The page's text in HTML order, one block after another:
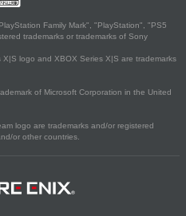
Family Mark", "PlayStation", "PS5
trademarks or trademarks of Sony
logo and XBOX Series X|S are trademarks
of Microsoft Corporation in the United
logo are trademarks and/or registered
or other countries.